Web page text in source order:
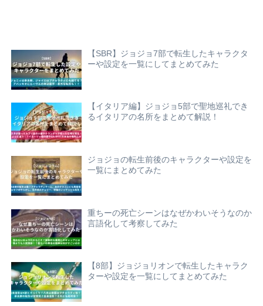
【SBR】ジョジョ7部で転生したキャラクタ
ーや設定を一覧にしてまとめてみた
【イタリア編】ジョジョ5部で聖地巡礼でき
るイタリアの名所をまとめて解説！
ジョジョの転生前後のキャラクターや設定を
一覧にまとめてみた
重ちーの死亡シーンはなぜかわいそうなのか
言語化して考察してみた
【8部】ジョジョリオンで転生したキャラク
ターや設定を一覧にしてまとめてみた